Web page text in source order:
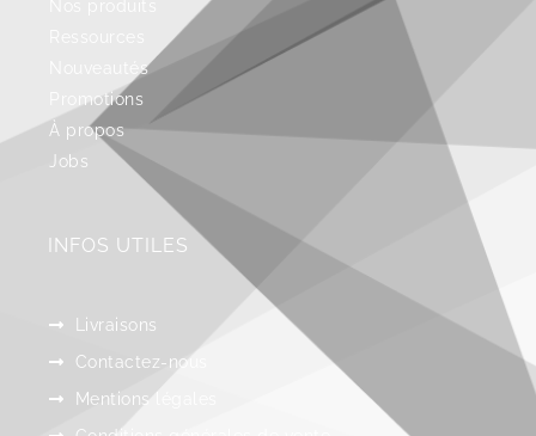
Nouveautés
Promotions
À propos
Jobs
INFOS UTILES
Livraisons
Contactez-nous
Mentions légales